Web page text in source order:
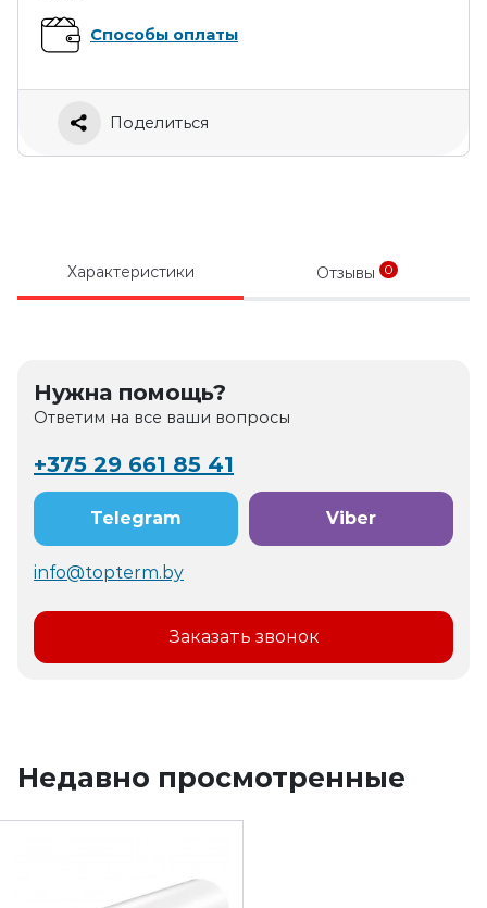
Способы оплаты
Поделиться
Характеристики Отзывы 0
Нужна помощь?
Ответим на все ваши вопросы
+375 29 661 85 41
Telegram Viber
info@topterm.by
Заказать звонок
Недавно просмотренные